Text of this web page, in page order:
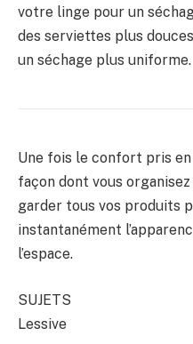
votre linge pour un
des serviettes plus
un séchage plus uniforme.
Une fois le confort pris
façon dont vous
garder tous vos produits
instantanément
l’espace.
SUJETS
Lessive